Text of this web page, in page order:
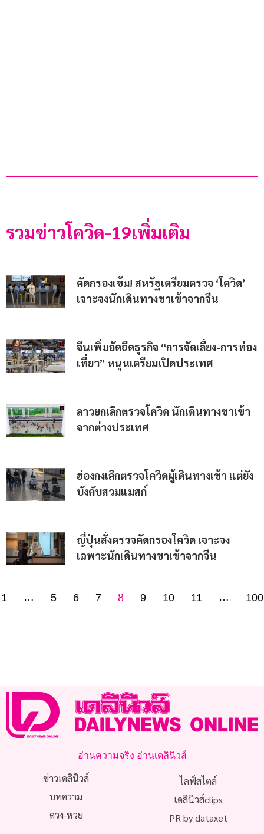
รวมข่าวโควิด-19เพิ่มเติม
คัดกรองเข้ม! สหรัฐเตรียมตรวจ ‘โควิด’
เจาะจงนักเดินทางขาเข้าจากจีน
จีนเพิ่มอัดฉีดธุรกิจ “การจัดเลี้ยง-การท่อง
เที่ยว” หนุนเตรียมเปิดประเทศ
ลาวยกเลิกตรวจโควิด นักเดินทางขาเข้า
จากต่างประเทศ
ฮ่องกงเลิกตรวจโควิดผู้เดินทางเข้า แต่ยัง
บังคับสวมแมสก์
ญี่ปุ่นสั่งตรวจคัดกรองโควิด เจาะจง
เฉพาะนักเดินทางขาเข้าจากจีน
1 … 5 6 7 8 9 10 11 … 100
อ่านความจริง อ่านเดลินิวส์
ข่าวเดลินิวส์
บทความ
ดวง-หวย
ไลฟ์สไตล์
เดลินิวส์clips
PR by dataxet